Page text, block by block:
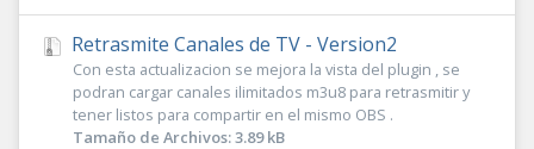
Retrasmite Canales de TV - Version2
Con esta actualizacion se mejora la vista del plugin , se
podran cargar canales ilimitados m3u8 para retrasmitir y
tener listos para compartir en el mismo OBS .
Tamaño de Archivos: 3.89 kB